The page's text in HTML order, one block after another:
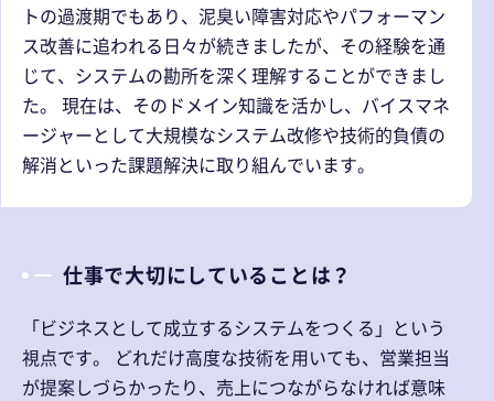
トの過渡期でもあり、泥臭い障害対応やパフォーマン
ス改善に追われる日々が続きましたが、その経験を通
じて、システムの勘所を深く理解することができまし
た。 現在は、そのドメイン知識を活かし、バイスマネ
ージャーとして大規模なシステム改修や技術的負債の
解消といった課題解決に取り組んでいます。
仕事で大切にしていることは？
「ビジネスとして成立するシステムをつくる」という
視点です。 どれだけ高度な技術を用いても、営業担当
が提案しづらかったり、売上につながらなければ意味